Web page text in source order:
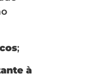
;
à